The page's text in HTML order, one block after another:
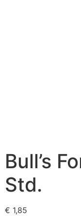
Bull’s
Std.
€ 1,85